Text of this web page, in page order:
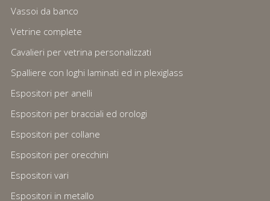
Vassoi da banco
Vetrine complete
Cavalieri per vetrina personalizzati
Spalliere con loghi laminati ed in plexiglass
Espositori per anelli
Espositori per bracciali ed orologi
Espositori per collane
Espositori per orecchini
Espositori vari
Espositori in metallo